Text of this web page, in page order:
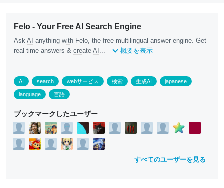
Felo - Your Free AI Search Engine
Ask AI anything with Felo, the free multilingual answer engine. Get
real-time answers & create AI ... 概要を表示
AI search webサービス 検索 生成AI japanese
language 言語
ブックマークしたユーザー
すべてのユーザーを見る